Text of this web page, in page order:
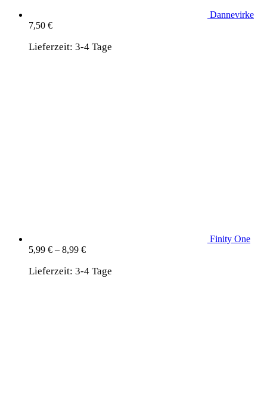
Dannevirke
7,50 €
Lieferzeit: 3-4 Tage
Finity One
5,99 € – 8,99 €
Lieferzeit: 3-4 Tage